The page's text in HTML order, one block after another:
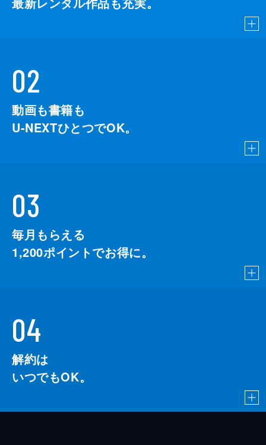
02
動画も書籍も
U-NEXTひとつでOK。
03
毎月もらえる
1,200ポイントでお得に。
04
解約は
いつでもOK。